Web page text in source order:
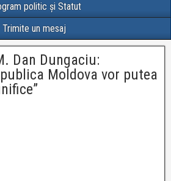
politic și Statut
Trimite un mesaj
Dan Dungaciu:
Moldova vor putea